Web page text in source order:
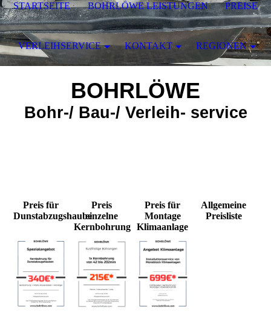
BOHRLÖWE
Bohr-/ Bau-/ Verleih- service
Preis für
Dunstabzugshaube
Preis
einzelne
Kernbohrung
Preis für
Montage
Klimaanlage
Allgemeine
Preisliste
STARTSEITE BOHRLÖWE LEISTUNGEN PREISE
VERLEIHSERVICE KONTAKT REGIONEN